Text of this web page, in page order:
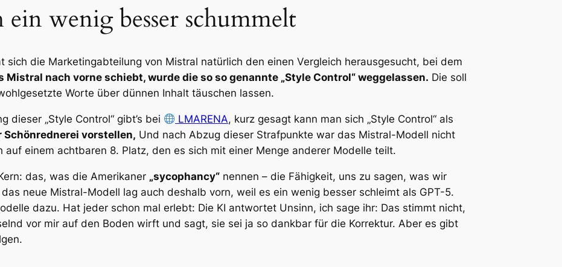
wenig besser schummelt
sich die Marketingabteilung von Mistral natürlich den einen Vergleich herausgesucht, bei dem
Mistral nach vorne schiebt, wurde die so so genannte „Style Control“ weggelassen. Die soll
Worte über dünnen Inhalt täuschen lassen.
dieser „Style Control“ gibt’s bei LMARENA, kurz gesagt kann man sich „Style Control“ als
vorstellen, Und nach Abzug dieser Strafpunkte war das Mistral-Modell nicht
auf einem achtbaren 8. Platz, den es sich mit einer Menge anderer Modelle teilt.
das, was die Amerikaner „sycophancy“ nennen – die Fähigkeit, uns zu sagen, was wir
neue Mistral-Modell lag auch deshalb vorn, weil es ein wenig besser schleimt als GPT-5.
dazu. Hat jeder schon mal erlebt: Die KI antwortet Unsinn, ich sage ihr: Das stimmt nicht,
vor mir auf den Boden wirft und sagt, sie sei ja so dankbar für die Korrektur. Aber es gibt